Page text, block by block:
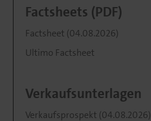
Factsheets (PDF)
Factsheet (04.08.2026)
Ultimo Factsheet
Verkaufsunterlagen
Verkaufsprospekt (04.08.2026)